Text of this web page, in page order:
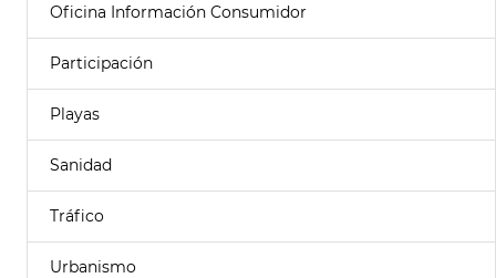
Oficina Información Consumidor
Participación
Playas
Sanidad
Tráfico
Urbanismo